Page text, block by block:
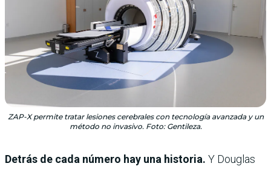
ZAP-X permite tratar lesiones cerebrales con tecnología avanzada y un
método no invasivo. Foto: Gentileza.
Detrás de cada número hay una historia. Y Douglas